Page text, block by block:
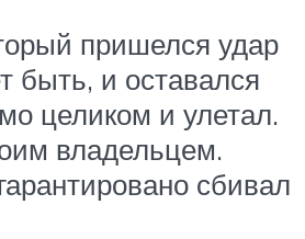
пришелся удар
быть, и оставался
целиком и улетал.
владельцем.
сбивал